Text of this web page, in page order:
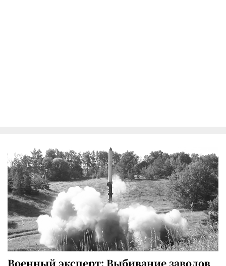
Военный эксперт: Выбивание заводов